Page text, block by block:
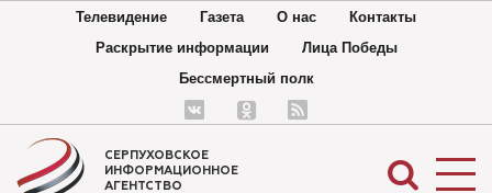
Телевидение Газета О нас
Контакты
Раскрытие информации
Лица Победы
Бессмертный полк
СЕРПУХОВСКОЕ
ИНФОРМАЦИОННОЕ
АГЕНТСТВО